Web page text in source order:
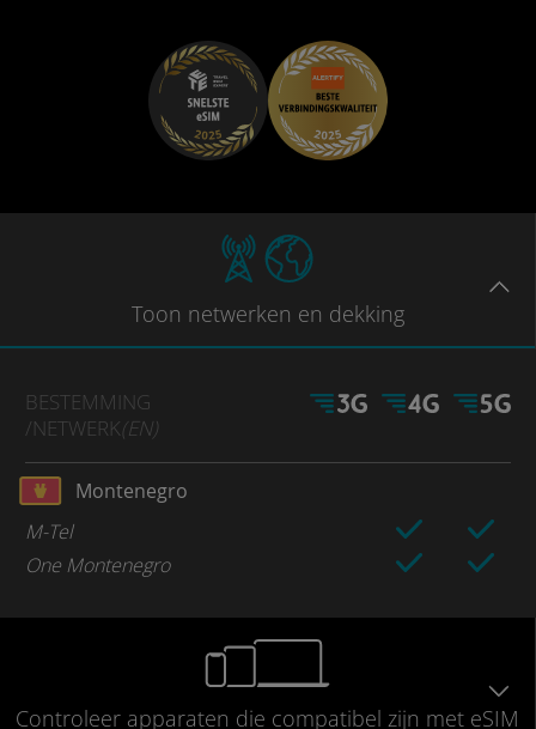
Toon netwerken en dekking
BESTEMMING
/NETWERK(EN)
Montenegro
M-Tel
One Montenegro
Controleer apparaten die compatibel zijn met eSIM